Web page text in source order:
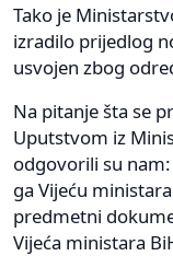
Tako je
izradilo prijedlog
usvojen zbog
Na pitanje šta se
Uputstvom iz
odgovorili su
ga Vijeću
predmetni
Vijeća ministara